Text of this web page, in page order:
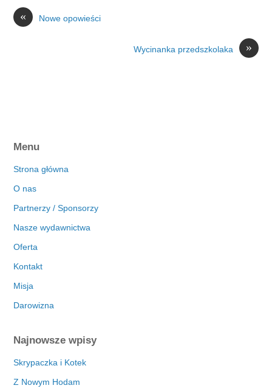
« Nowe opowieści
»
Wycinanka przedszkolaka
Menu
Strona główna
O nas
Partnerzy / Sponsorzy
Nasze wydawnictwa
Oferta
Kontakt
Misja
Darowizna
Najnowsze wpisy
Skrypaczka i Kotek
Z Nowym Hodam